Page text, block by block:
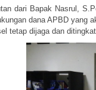
dari Bapak Nasrul,
dana APBD
tetap dijaga dan